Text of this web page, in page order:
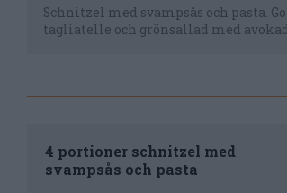
Schnitzel med svampsås och pasta.
tagliatelle och grönsallad med
4 portioner schnitzel med
svampsås och pasta